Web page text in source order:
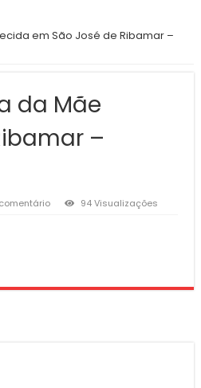
em São José de Ribamar –
da Mãe
–
94 Visualizações